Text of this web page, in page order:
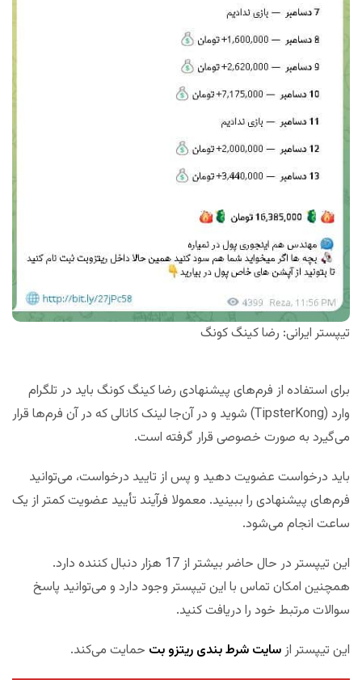
تیپستر ایرانی: رضا کینگ کونگ
برای استفاده از فرم‌های پیشنهادی رضا کینگ کونگ باید در تلگرام
وارد (TipsterKong) شوید و در آن‌جا لینک کانالی که در آن فرم‌ها قرار
می‌گیرد به صورت خصوصی قرار گرفته است.
باید درخواست عضویت دهید و پس از تایید درخواست، می‌توانید
فرم‌های پیشنهادی را ببینید. معمولا فرآیند تأیید عضویت کمتر از یک
ساعت انجام می‌شود.
این تیپستر در حال حاضر بیشتر از 17 هزار دنبال کننده دارد.
همچنین امکان تماس با این تیپستر وجود دارد و می‌توانید پاسخ
سوالات مرتبط خود را دریافت کنید.
این تیپستر از سایت شرط بندی ریتزو بت حمایت می‌کند.